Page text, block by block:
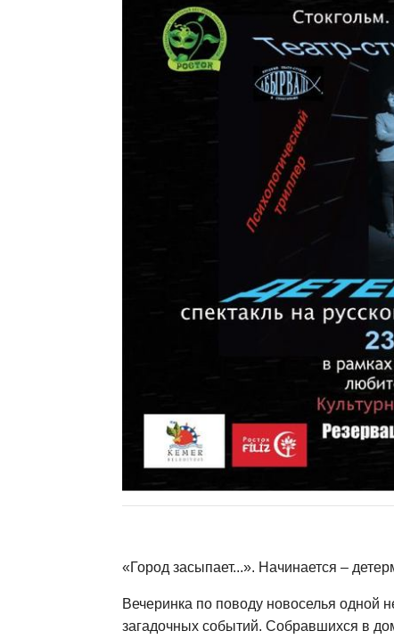
«Город засыпает...». Начинается –
Вечеринка по поводу новоселья одной
загадочных событий. Собравшихся в